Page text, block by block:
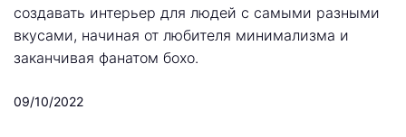
создавать интерьер для людей с самыми разными
вкусами, начиная от любителя минимализма и
заканчивая фанатом бохо.
09/10/2022